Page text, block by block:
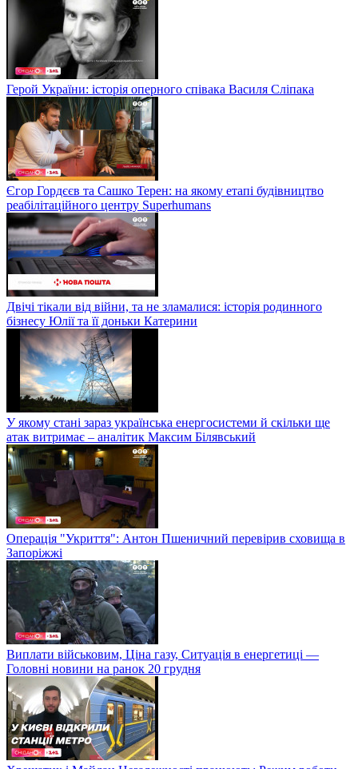
Герой України: історія оперного співака Василя Сліпака
Єгор Гордєєв та Сашко Терен: на якому етапі будівництво
реабілітаційного центру Superhumans
Двічі тікали від війни, та не зламалися: історія родинного
бізнесу Юлії та її доньки Катерини
У якому стані зараз українська енергосистеми й скільки ще
атак витримає – аналітик Максим Білявський
Операція "Укриття": Антон Пшеничний перевірив сховища в
Запоріжжі
Виплати військовим, Ціна газу, Ситуація в енергетиці —
Головні новини на ранок 20 грудня